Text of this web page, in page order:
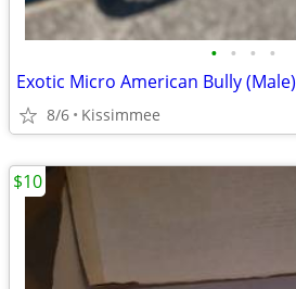
• • • •
Exotic Micro American Bully (Male)
8/6 Kissimmee
$10